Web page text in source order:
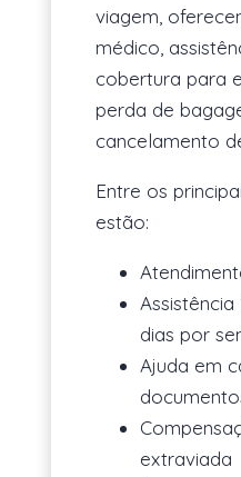
viagem,
médico,
cobertura para
perda de
cancelamento
Entre os
estão:
dias por
Ajuda em
extraviada